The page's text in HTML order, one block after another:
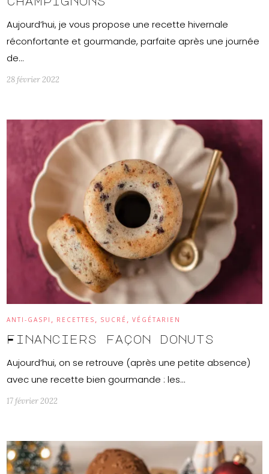
Aujourd’hui, je vous propose une recette hivernale
réconfortante et gourmande, parfaite après une journée
de…
28 février 2022
ANTI-GASPI , RECETTES , SUCRÉ , VÉGÉTARIEN
Financiers façon donuts
Aujourd’hui, on se retrouve (après une petite absence)
avec une recette bien gourmande : les…
17 février 2022